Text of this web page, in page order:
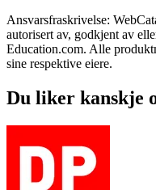
Ansvarsfraskrivelse:
autorisert av, godkjent av
Education.com. Alle
sine respektive eiere.
Du liker kanskje